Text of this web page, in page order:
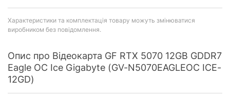
Характеристики та комплектація товару можуть змінюватися
виробником без повідомлення.
Опис про Відеокарта GF RTX 5070 12GB GDDR7
Eagle OC Ice Gigabyte (GV-N5070EAGLEOC ICE-
12GD)